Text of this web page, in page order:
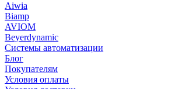
Aiwia
Biamp
AVIOM
Beyerdynamic
Системы автоматизации
Блог
Покупателям
Условия оплаты